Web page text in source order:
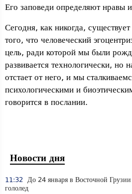
Его заповеди определяют нравы
Сегодня, как никогда,
того, что человеческий
цель, ради которой мы были
развивается технологически, но
отстает от него, и мы
психологическими и
говорится в послании.
Новости дня
11:32
До 24 января в Восточной
гололед